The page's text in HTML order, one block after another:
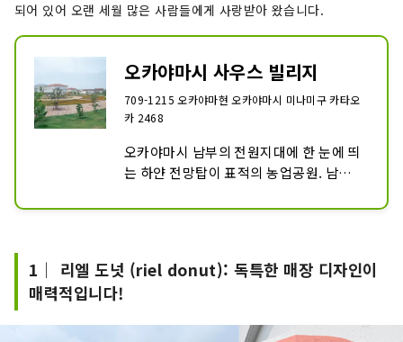
되어 있어 오랜 세월 많은 사람들에게 사랑받아 왔습니다.
오카야마시 사우스 빌리지
709-1215 오카야마현 오카야마시 미나미구 카타오
카 2468
오카야마시 남부의 전원지대에 한 눈에 띄
는 하얀 전망탑이 표적의 농업공원. 남유럽
농산물 직매소, 잔디 광장 등이 있는 체험
나 플라워리스 만들기를 즐길 수 있는 크래
1｜ 리엘 도넛 (riel donut): 독특한 매장 디자인이
매력적입니다!